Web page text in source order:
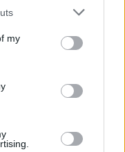
one or more Google
You may click to
third-party tags to
in below Google
my
χρειαζεται μια
Member